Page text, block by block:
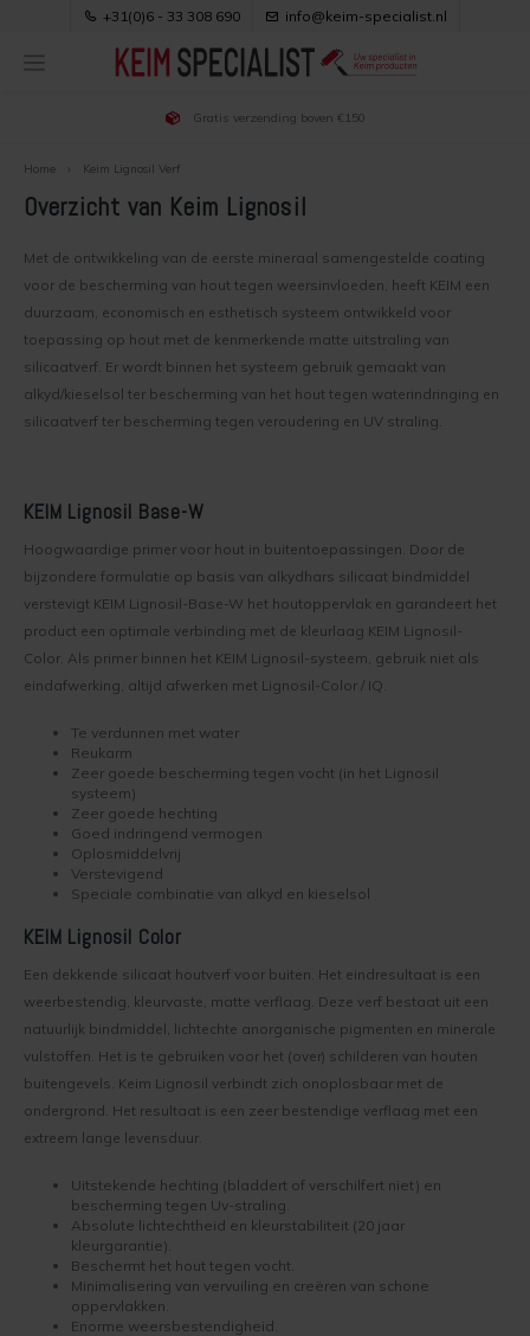
Hoofdmenu / keim verf kopen
Hoofdmenu / adviezen
Buitenmuur verven
Buitenmuur voorbereiden
Werkwijze buitenmuur verven
Binnenmuur voorbereiden
Keim mineraalverf
Bakstenen muur verven
Beton muur verven
Gestucte muur verven
Spachtelputz verven
Gipsplaten verven
Hout binnen verven
Kelder verven
Kaleien
Keim gevelverf
Keim kalkverf
Hoofdmenu / kleuren
Keim binnenmuur kleuren
Binnenmuur kleur kiezen
kleur trends
Keim Exclusiv
Keim Kleurenwaaier RAL
Keim Edition Historisch
Keim Natuursteen
Keim Optil Monochrome
Keim Soldalan Monochrome
Keim Soldalan kleuren
Concreton Black betonverf
Hoofdmenu / productuitleg
Soldalan ME
Soldalan Verdunning
Royalan
Innostar
Soliprim
Uni-Kalei
Athenit-Lucente
Block-Primer
Concreton-C
Contact-Plus
Concreton-W
Design Lasur
Eco-paint-Stripper
Hoofdmenu / toepassingen
Keim Binnenmuurverf
Keim Buitenmuurverf
Keim Houtverf
Hoofdmenu / klantenservice
Bestellen
Bezorgen
Veilig Betalen
Privacy, Cookies e.d.
Veel Gestelde Vragen
Retour
Reclameren
Uitvoering
Keim en Duurzaamheid
Hoofdmenu / projecten
Bakstenen buitenmuur verven
Gevel renovatie
Keimen nieuwbouw woning
Gestucte buitenmuur verven
Hoofdmenu / downloads
Brochures
Veiligheidsbladen
Kleurenwaaiers
+31(0)6 - 33 308 690 info@keim-specialist.nl
Gratis verzending boven €150
Home Keim Lignosil Verf
Overzicht van Keim Lignosil
Met de ontwikkeling van de eerste mineraal samengestelde coating
voor de bescherming van hout tegen weersinvloeden, heeft KEIM een
duurzaam, economisch en esthetisch systeem ontwikkeld voor
toepassing op hout met de kenmerkende matte uitstraling van
silicaatverf. Er wordt binnen het systeem gebruik gemaakt van
alkyd/kieselsol ter bescherming van het hout tegen waterindringing en
silicaatverf ter bescherming tegen veroudering en UV straling.
KEIM Lignosil Base-W
Hoogwaardige primer voor hout in buitentoepassingen. Door de
bijzondere formulatie op basis van alkydhars silicaat bindmiddel
verstevigt KEIM Lignosil-Base-W het houtoppervlak en garandeert het
product een optimale verbinding met de kleurlaag KEIM Lignosil-
Color. Als primer binnen het KEIM Lignosil-systeem, gebruik niet als
eindafwerking, altijd afwerken met Lignosil-Color / IQ.
Te verdunnen met water
Reukarm
Zeer goede bescherming tegen vocht (in het Lignosil
systeem)
Zeer goede hechting
Goed indringend vermogen
Oplosmiddelvrij
Verstevigend
Speciale combinatie van alkyd en kieselsol
KEIM Lignosil Color
Een dekkende silicaat houtverf voor buiten. Het eindresultaat is een
weerbestendig, kleurvaste, matte verflaag. Deze verf bestaat uit een
natuurlijk bindmiddel, lichtechte anorganische pigmenten en minerale
vulstoffen. Het is te gebruiken voor het (over) schilderen van houten
buitengevels. Keim Lignosil verbindt zich onoplosbaar met de
ondergrond. Het resultaat is een zeer bestendige verflaag met een
extreem lange levensduur.
Uitstekende hechting (bladdert of verschilfert niet) en
bescherming tegen Uv-straling.
Absolute lichtechtheid en kleurstabiliteit (20 jaar
kleurgarantie).
Beschermt het hout tegen vocht.
Minimalisering van vervuiling en creëren van schone
oppervlakken.
Enorme weersbestendigheid.